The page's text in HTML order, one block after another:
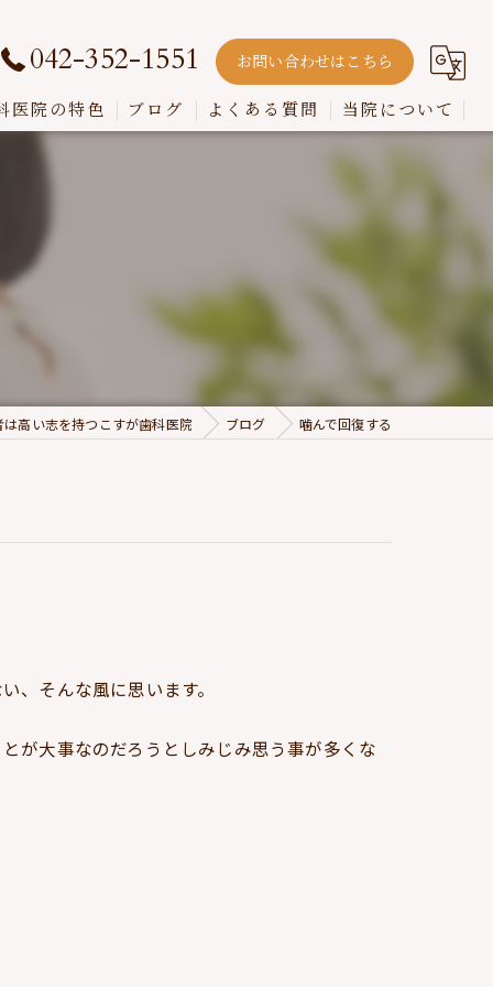
042-352-1551 お問い合わせはこちら
医院の特色 ブログ よくある質問 当院について
インプラント
入れ歯
歯周病
虫歯
は高い志を持つこすが歯科医院 ブログ 噛んで回復する
、そんな風に思います。
が大事なのだろうとしみじみ思う事が多くな